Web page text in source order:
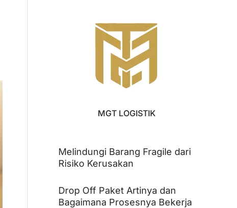
MGT LOGISTIK
Melindungi Barang Fragile dari
Risiko Kerusakan
Drop Off Paket Artinya dan
Bagaimana Prosesnya Bekerja